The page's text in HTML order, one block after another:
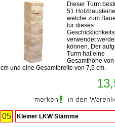
Dieser Turm
51
welche zum
für dieses
verwendet
können. Der
Turm hat eine
Gesamthöhe
cm und eine Gesamtbreite von 7,5 cm.
05 Kleiner LKW Stämme